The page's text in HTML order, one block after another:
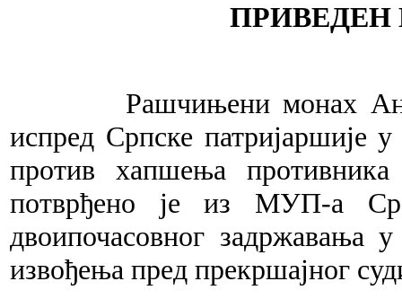
Рашчињени монах
испред Српске патријаршије
против хапшења
потврђено је из МУП-а
двоипочасовног задржавања
извођења пред прекршајног